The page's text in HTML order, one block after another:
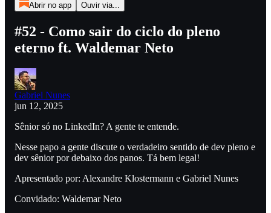
Abrir no app Ouvir via...
#52 - Como sair do ciclo do pleno
eterno ft. Waldemar Neto
Gabriel Nunes
jun 12, 2025
Sênior só no LinkedIn? A gente te entende.
Nesse papo a gente discute o verdadeiro sentido de dev pleno e
dev sênior por debaixo dos panos. Tá bem legal!
Apresentado por: Alexandre Klostermann e Gabriel Nunes
Convidado: Waldemar Neto